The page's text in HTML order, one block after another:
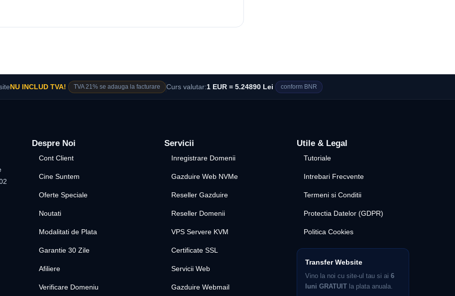
NU INCLUD TVA! TVA 21% se adauga la facturare Curs valutar:1 EUR = 5.24890 Lei conform BNR
Despre Noi
Cont Client
Cine Suntem
Oferte Speciale
Noutati
Modalitati de Plata
Garantie 30 Zile
Afiliere
Verificare Domeniu
Servicii
Inregistrare Domenii
Gazduire Web NVMe
Reseller Gazduire
Reseller Domenii
VPS Servere KVM
Certificate SSL
Servicii Web
Gazduire Webmail
Utile & Legal
Tutoriale
Intrebari Frecvente
Termeni si Conditii
Protectia Datelor (GDPR)
Politica Cookies
Transfer Website
Vino la noi cu site-ul tau si ai 6
luni GRATUITla plata anuala.